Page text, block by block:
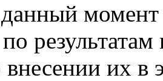
момент
их в